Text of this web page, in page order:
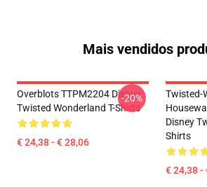
Mais vendidos
Overblots TTPM2204 Disney
Twisted Wonderland T-Shirts
€ 24,38 - € 28,06
-20%
Twisted-
Disney
Shirts
€ 24,38 -